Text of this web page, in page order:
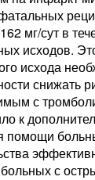
мг/сут в
исходов.
исхода
снижать
с
к
помощи
с